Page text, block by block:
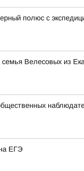
полюс с
Велесовых из
ЕГЭ